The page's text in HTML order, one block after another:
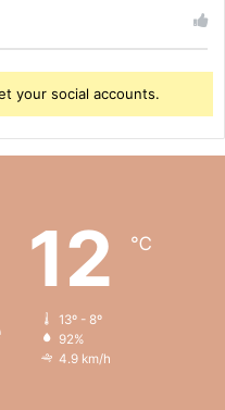
your social accounts.
12 ℃
13º - 8º
92%
4.9 km/h